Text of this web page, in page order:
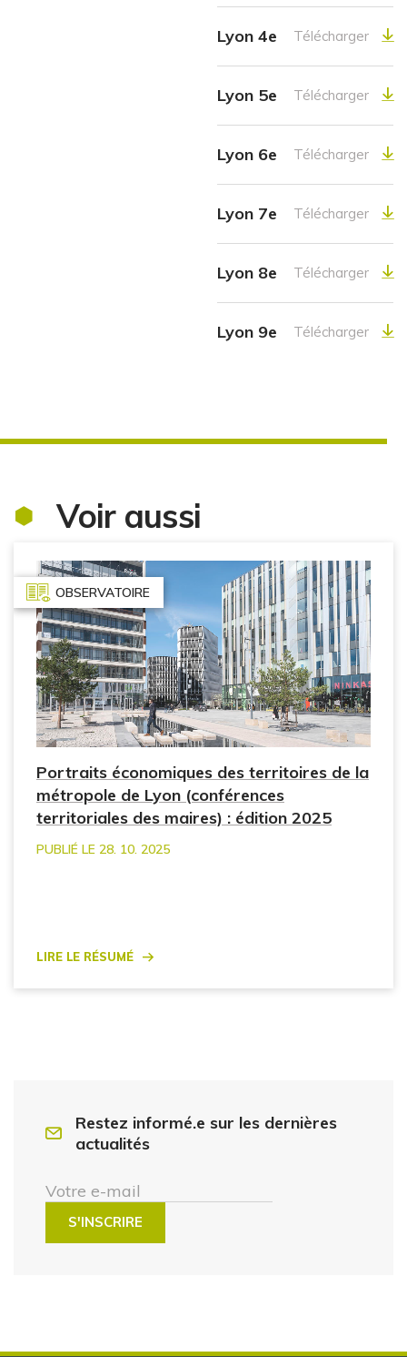
Lyon 4e Télécharger
Lyon 5e Télécharger
Lyon 6e Télécharger
Lyon 7e Télécharger
Lyon 8e Télécharger
Lyon 9e Télécharger
Voir aussi
OBSERVATOIRE
Portraits économiques des territoires de la
métropole de Lyon (conférences
territoriales des maires) : édition 2025
PUBLIÉ LE 28. 10. 2025
Lire le résumé
Restez informé.e sur les dernières
actualités
Votre e-mail